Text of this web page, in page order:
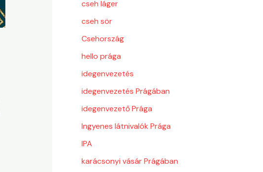
cseh láger
cseh sör
Csehország
hello prága
idegenvezetés
idegenvezetés Prágában
idegenvezető Prága
Ingyenes látnivalók Prága
IPA
karácsonyi vásár Prágában